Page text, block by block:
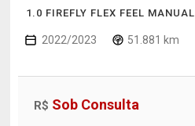
1.0 FIREFLY FLEX FEEL MANUAL
2022/2023 51.881 km
R$ Sob Consulta